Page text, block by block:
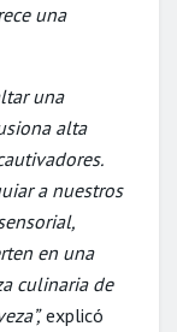
una
una
alta
a nuestros
en una
culinaria de
explicó